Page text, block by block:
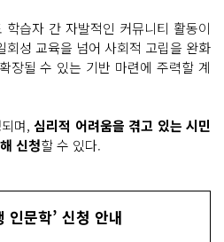
습자 간 자발적인 커뮤니티 활동이
회성 교육을 넘어 사회적 고립을 완화
장될 수 있는 기반 마련에 주력할 계
되며, 심리적 어려움을 겪고 있는 시민
신청할 수 있다.
인문학’ 신청 안내